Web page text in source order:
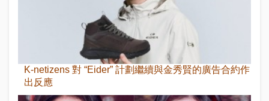
K-netizens 對 “Eider” 計劃繼續與金秀賢的廣告合約作
出反應